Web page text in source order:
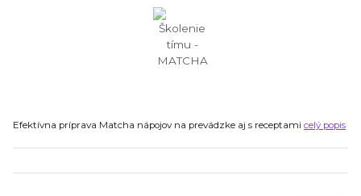
Efektívna príprava Matcha nápojov na prevádzke aj s receptami celý popis